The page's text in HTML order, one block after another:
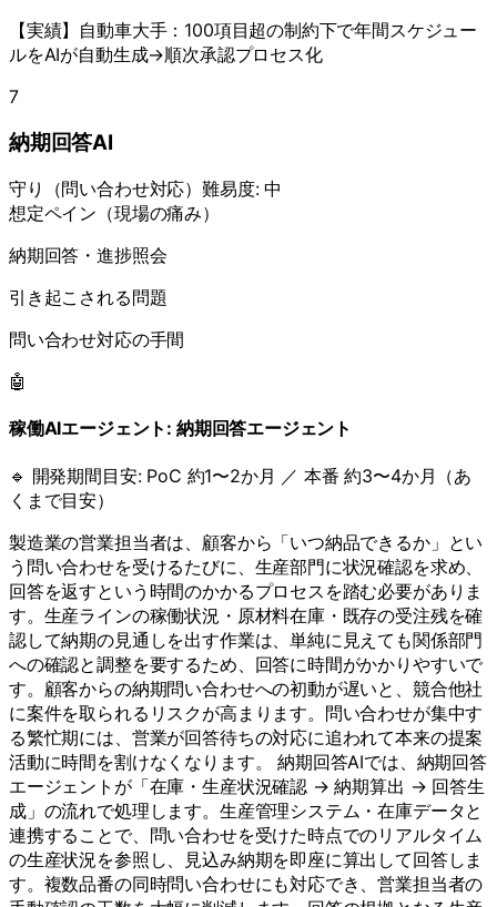
【実績】自動車大手：100項目超の制約下で年間スケジュー
ルをAIが自動生成→順次承認プロセス化
7
納期回答AI
守り （問い合わせ対応）難易度:中
想定ペイン（現場の痛み）
納期回答・進捗照会
引き起こされる問題
問い合わせ対応の手間
🤖
稼働AIエージェント: 納期回答エージェント
🔹 開発期間目安: PoC 約1〜2か月 ／ 本番 約3〜4か月（あ
くまで目安）
製造業の営業担当者は、顧客から「いつ納品できるか」とい
う問い合わせを受けるたびに、生産部門に状況確認を求め、
回答を返すという時間のかかるプロセスを踏む必要がありま
す。生産ラインの稼働状況・原材料在庫・既存の受注残を確
認して納期の見通しを出す作業は、単純に見えても関係部門
への確認と調整を要するため、回答に時間がかかりやすいで
す。顧客からの納期問い合わせへの初動が遅いと、競合他社
に案件を取られるリスクが高まります。問い合わせが集中す
る繁忙期には、営業が回答待ちの対応に追われて本来の提案
活動に時間を割けなくなります。 納期回答AIでは、納期回答
エージェントが「在庫・生産状況確認 → 納期算出 → 回答生
成」の流れで処理します。生産管理システム・在庫データと
連携することで、問い合わせを受けた時点でのリアルタイム
の生産状況を参照し、見込み納期を即座に算出して回答しま
す。複数品番の同時問い合わせにも対応でき、営業担当者の